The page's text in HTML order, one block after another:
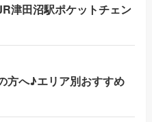
津田沼駅ポケットチェン
方へ♪エリア別おすすめ